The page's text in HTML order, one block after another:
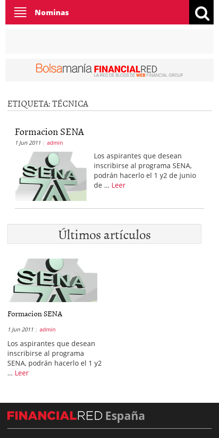
Toggle
navigation
Nominas
ETIQUETA:TÉCNICA
Formacion SENA
1 Jun 2011 admin
Los aspirantes que desean
inscribirse al programa SENA,
podrán hacerlo el 1 y2 de junio
de … Leer
Últimos artículos
Formacion SENA
1 Jun 2011 admin
Los aspirantes que desean
inscribirse al programa
SENA, podrán hacerlo el 1 y2
… Leer
España